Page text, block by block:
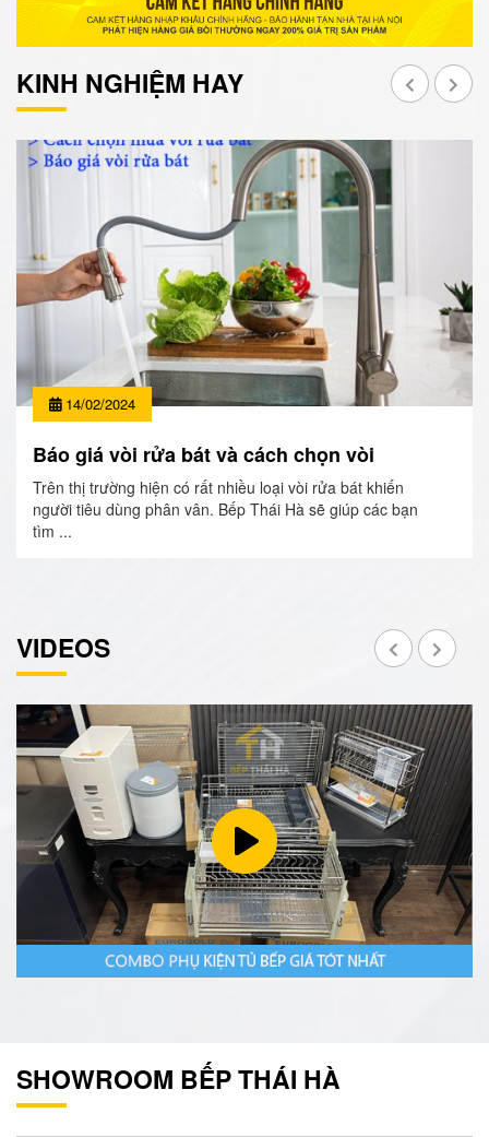
KINH NGHIỆM HAY
14/02/2024
Báo giá vòi rửa bát và cách chọn vòi
Trên thị trường hiện có rất nhiều loại vòi rửa bát khiến
người tiêu dùng phân vân. Bếp Thái Hà sẽ giúp các bạn
tìm ...
VIDEOS
SHOWROOM BẾP THÁI HÀ